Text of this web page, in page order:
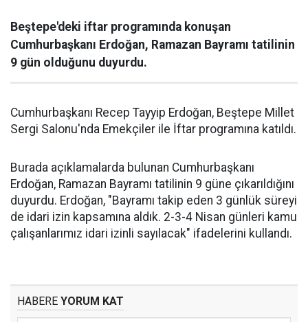
Beştepe'deki iftar programında konuşan
Cumhurbaşkanı Erdoğan, Ramazan Bayramı tatilinin
9 gün olduğunu duyurdu.
Cumhurbaşkanı Recep Tayyip Erdoğan, Beştepe Millet
Sergi Salonu'nda Emekçiler ile İftar programına katıldı.
Burada açıklamalarda bulunan Cumhurbaşkanı
Erdoğan, Ramazan Bayramı tatilinin 9 güne çıkarıldığını
duyurdu. Erdoğan, "Bayramı takip eden 3 günlük süreyi
de idari izin kapsamına aldık. 2-3-4 Nisan günleri kamu
çalışanlarımız idari izinli sayılacak" ifadelerini kullandı.
HABERE YORUM KAT